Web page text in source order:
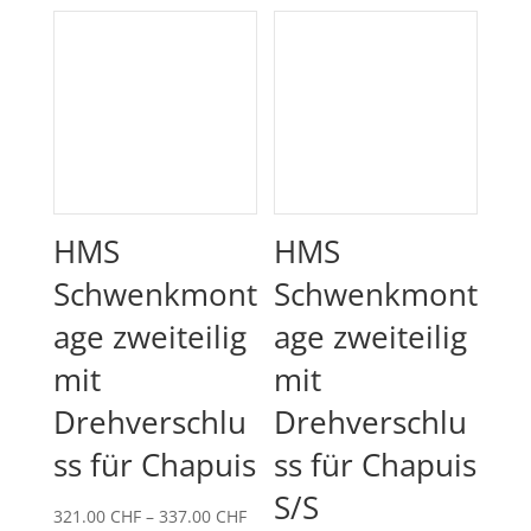
HMS
Schwenkmont
age zweiteilig
mit
Drehverschlu
ss für Chapuis
321.00 CHF – 337.00 CHFPreisspanne:
HMS
Schwenkmont
age zweiteilig
mit
Drehverschlu
ss für Chapuis
S/S